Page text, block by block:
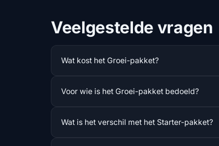
Veelgestelde vragen
Wat kost het Groei-pakket?
Voor wie is het Groei-pakket bedoeld?
Wat is het verschil met het Starter-pakket?